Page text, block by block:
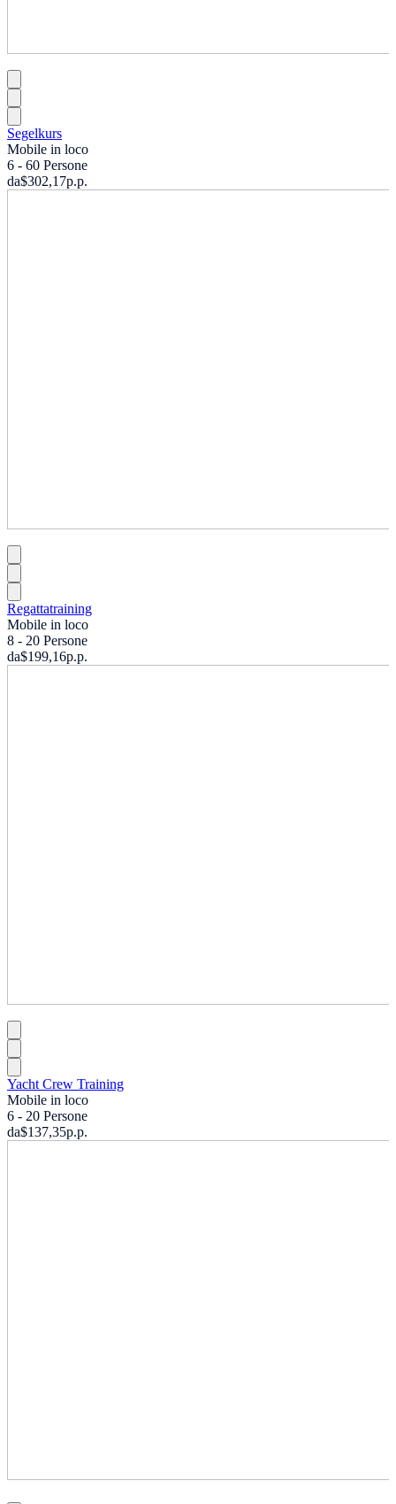
Segelkurs
Mobile in loco
6 - 60 Persone
da$302,17p.p.
Regattatraining
Mobile in loco
8 - 20 Persone
da$199,16p.p.
Yacht Crew Training
Mobile in loco
6 - 20 Persone
da$137,35p.p.